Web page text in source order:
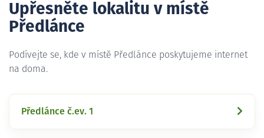
Upřesněte lokalitu v místě
Předlánce
Podívejte se, kde v místě Předlánce poskytujeme internet
na doma.
Předlánce č.ev. 1